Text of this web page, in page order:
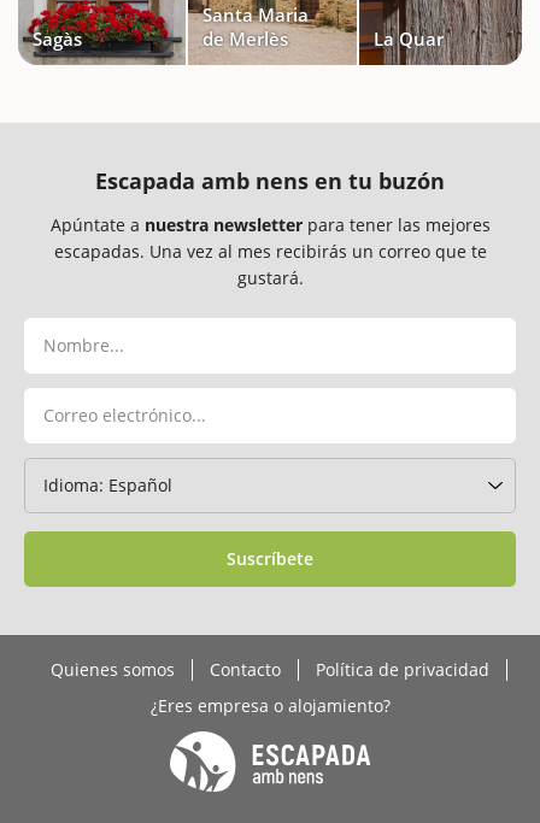
Sagàs
Santa Maria
de Merlès
La Quar
Escapada amb nens en tu buzón
Apúntate a nuestra newsletterpara tener las mejores
escapadas. Una vez al mes recibirás un correo que te
gustará.
Suscríbete
Quienes somos Contacto
Política de privacidad
¿Eres empresa o alojamiento?